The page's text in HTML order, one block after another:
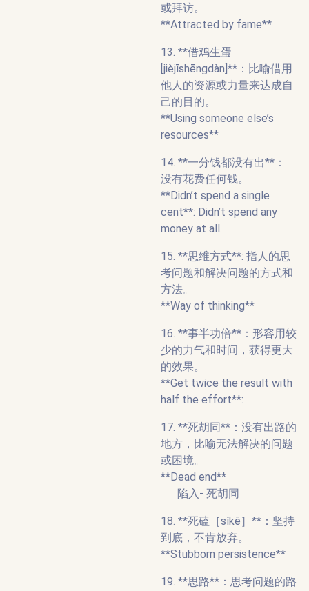
或拜访。
**Attracted by fame**
13. **借鸡生蛋
[jièjīshēngdàn]**：比喻借用
他人的资源或力量来达成自
己的目的。
**Using someone else’s
resources**
14. **一分钱都没有出**：
没有花费任何钱。
**Didn’t spend a single
cent**: Didn’t spend any
money at all.
15. **思维方式**: 指人的思
考问题和解决问题的方式和
方法。
**Way of thinking**
16. **事半功倍**：形容用较
少的力气和时间，获得更大
的效果。
**Get twice the result with
half the effort**:
17. **死胡同**：没有出路的
地方，比喻无法解决的问题
或困境。
**Dead end**
陷入- 死胡同
18. **死磕［sǐkē］**：坚持
到底，不肯放弃。
**Stubborn persistence**
19. **思路**：思考问题的路